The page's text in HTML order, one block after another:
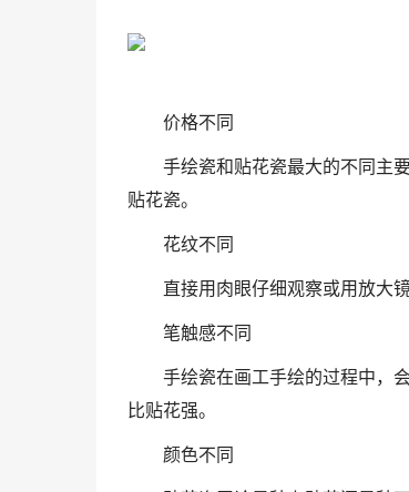
价格不同
手绘瓷和贴花瓷最大的不同主
贴花瓷。
花纹不同
直接用肉眼仔细观察或用放大
笔触感不同
手绘瓷在画工手绘的过程中，
比贴花强。
颜色不同